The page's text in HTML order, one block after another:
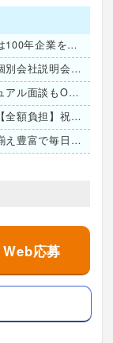
安定基盤で働きませんか？ぐしけんは100年企業をめざします！
応募前の不安を解消！少人数制の＜個別会社説明会＞予約受付中
自宅からのオンライン面談や、カジュアル面談もOK♪
資格取得支援あり！初回受験費用は【全額負担】祝い金も有ります
スタッフに人気の【社内販売】は品揃え豊富で毎日が楽しみ♪
Web応募